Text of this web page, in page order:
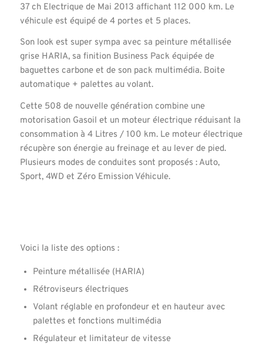
37 ch Electrique de Mai 2013 affichant 112 000 km. Le
véhicule est équipé de 4 portes et 5 places.
Son look est super sympa avec sa peinture métallisée
grise HARIA, sa finition Business Pack équipée de
baguettes carbone et de son pack multimédia. Boite
automatique + palettes au volant.
Cette 508 de nouvelle génération combine une
motorisation Gasoil et un moteur électrique réduisant la
consommation à 4 Litres / 100 km. Le moteur électrique
récupère son énergie au freinage et au lever de pied.
Plusieurs modes de conduites sont proposés : Auto,
Sport, 4WD et Zéro Emission Véhicule.
Voici la liste des options :
Peinture métallisée (HARIA)
Rétroviseurs électriques
Volant réglable en profondeur et en hauteur avec
palettes et fonctions multimédia
Régulateur et limitateur de vitesse